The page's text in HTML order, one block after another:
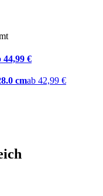
44,99 €
cmab 42,99 €